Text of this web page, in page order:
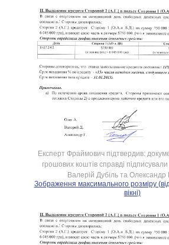
Експерт Фраймович підтвердив:
грошових коштів справді
Валерій Дубіль та Олександр
Зображення максимального розміру
вікні)